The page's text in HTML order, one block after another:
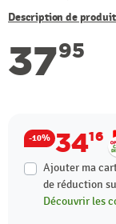
Description de produit
3795
-10% 3416
Ajouter ma
de réduction
Découvrir les